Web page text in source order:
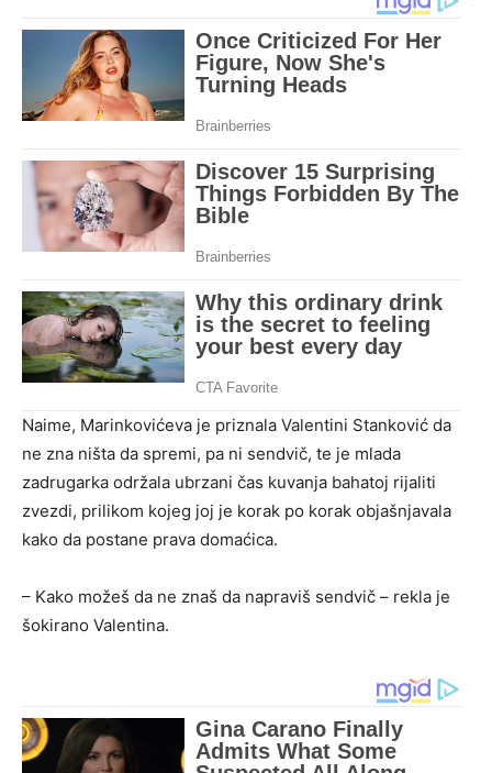
Naime, Marinkovićeva je priznala Valentini Stanković da
ne zna ništa da spremi, pa ni sendvič, te je mlada
zadrugarka održala ubrzani čas kuvanja bahatoj rijaliti
zvezdi, prilikom kojeg joj je korak po korak objašnjavala
kako da postane prava domaćica.
– Kako možeš da ne znaš da napraviš sendvič – rekla je
šokirano Valentina.